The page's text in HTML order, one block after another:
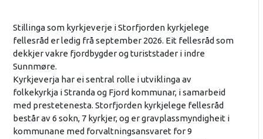
Stillinga som kyrkjeverje i Storfjorden kyrkjelege
fellesråd er ledig frå september 2026. Eit fellesråd som
dekkjer vakre fjordbygder og turiststader i indre
Sunnmøre.
Kyrkjeverja har ei sentral rolle i utviklinga av
folkekyrkja i Stranda og Fjord kommunar, i samarbeid
med prestetenesta. Storfjorden kyrkjelege fellesråd
består av 6 sokn, 7 kyrkjer, og er gravplassmyndigheit i
kommunane med forvaltningsansvaret for 9